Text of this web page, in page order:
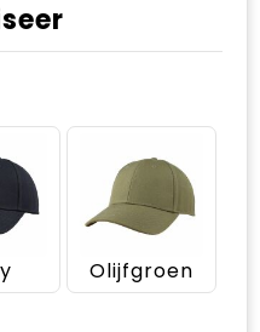
Olijfgroen